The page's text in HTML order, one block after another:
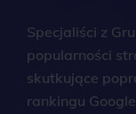
Specjaliści z
popularności
skutkujące
rankingu